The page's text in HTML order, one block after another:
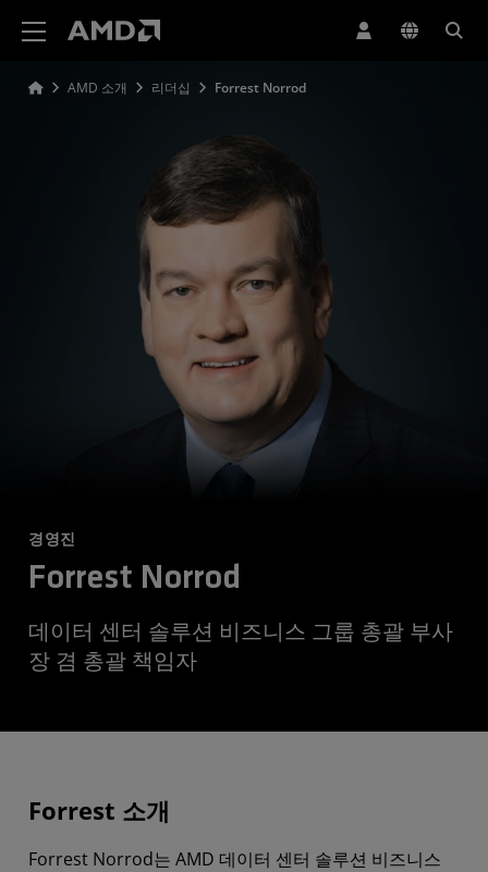
AMD 소개 리더십 Forrest Norrod
경영진
Forrest Norrod
데이터 센터 솔루션 비즈니스 그룹 총괄 부사
장 겸 총괄 책임자
Forrest 소개
Forrest Norrod는 AMD 데이터 센터 솔루션 비즈니스